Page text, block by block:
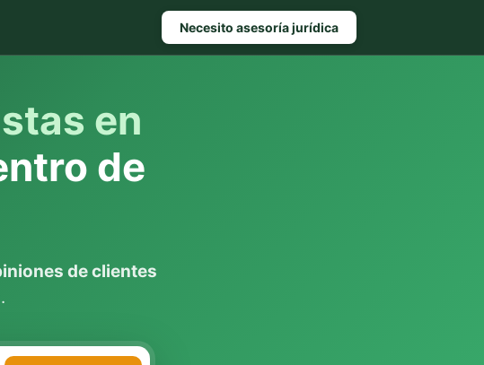
Necesito asesoría jurídica
en
de
de clientes